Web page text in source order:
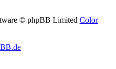
© phpBB Limited Color